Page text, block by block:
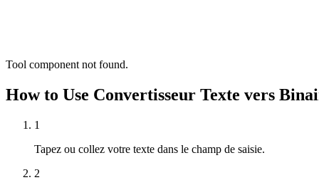
Tool component not found.
How to Use Convertisseur Texte vers
1
Tapez ou collez votre texte dans le champ de saisie.
2